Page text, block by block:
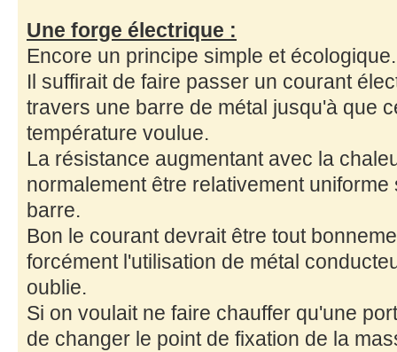
Une forge électrique :
Encore un principe simple et écologique.
Il suffirait de faire passer un courant
travers une barre de métal jusqu'à que
température voulue.
La résistance augmentant avec la
normalement être relativement
barre.
Bon le courant devrait être tout
forcément l'utilisation de métal
oublie.
Si on voulait ne faire chauffer qu'une
de changer le point de fixation de la